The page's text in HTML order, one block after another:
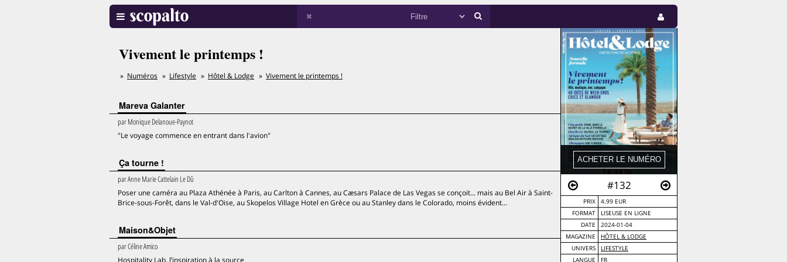
#132
PRIX
4.99 EUR
FORMAT
LISEUSE EN LIGNE
DATE
2024-01-04
MAGAZINE
HÔTEL & LODGE
UNIVERS
LIFESTYLE
LANGUE
FR
Vivement le printemps !
Numéros Lifestyle Hôtel & Lodge Vivement le printemps !
Mareva Galanter
parMonique Delanoue-Paynot
"Le voyage commence en entrant dans l'avion"
Ça tourne !
parAnne Marie Cattelain Le Dû
Poser une caméra au Plaza Athénée à Paris, au Carlton à Cannes, au Cæsars Palace de Las Vegas se conçoit... mais au Bel Air à Saint-
Brice-sous-Forêt, dans le Val-d'Oise, au Skopelos Village Hotel en Grèce ou au Stanley dans le Colorado, moins évident...
Maison&Objet
parCéline Amico
Hospitality Lab, l’inspiration à la source